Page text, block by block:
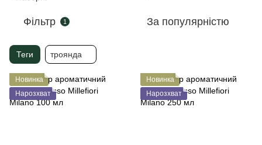
Фільтр 1 За популярністю
Теги троянда
Новинка
Нарозхват
Новинка
Нарозхват